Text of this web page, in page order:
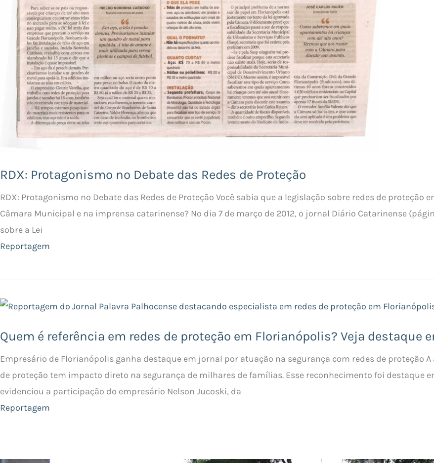
RDX: Protagonismo no Debate das Redes de Proteção
RDX: Protagonismo no Debate das Redes de Proteção Você sabia que a legislação sobre redes de
Câmara Municipal e na imprensa catarinense? No dia 7 de março de 2012, o jornal Diário Catarinense
sobre a Lei
Reportagem
Quem é referência em redes de proteção em Florianópolis? Veja destaque
Empresário de Florianópolis ganha destaque em jornal por atuação na segurança com redes de proteção
de proteção tem impacto direto na segurança de milhares de famílias. Esse reconhecimento foi destaque
evidenciou a participação do empresário Nelson Jucoski, da
Reportagem